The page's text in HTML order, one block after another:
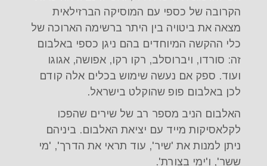
הקרובה של כספי עם המוסיקה הברזילאית
מצאה את ביטויה בין היתר ברשימה הארוכה של
כלי ההקשה המיוחדים בהם ניגן כספי באלבום
זה: סורדו, ויברוסלב, רקו רקו, אפושה, אגוגו
ועוד. ספק אם נעשה שימוש בכלים אלה קודם
לכן באלבום פופ שהוקלט בישראל.
האלבום הניב מספר רב של שירים שהפכו
לקלאסיקות מייד עם יציאת האלבום. ביניהם
ניתן למנות את 'שיר', עוד תראי את הדרך', 'מי
ששר', ו'ימי בצורת'.